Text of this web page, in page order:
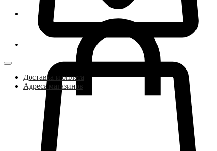
Доставка и оплата
Адреса магазинов